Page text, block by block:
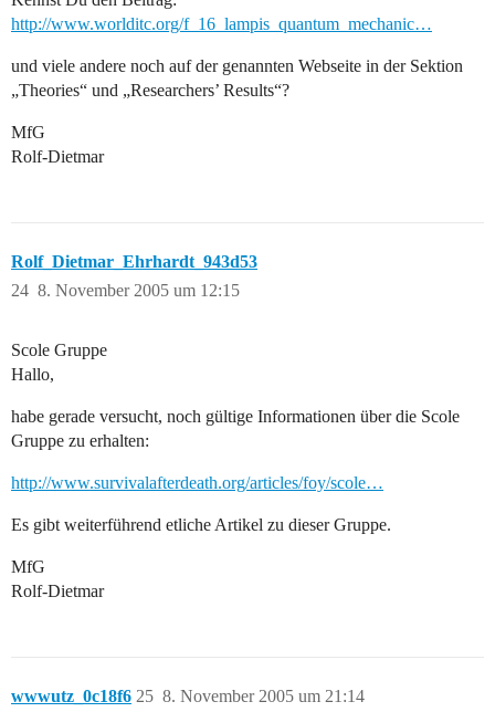
http://www.worlditc.org/f_16_lampis_quantum_mechanic…
und viele andere noch auf der genannten Webseite in der Sektion
„Theories“ und „Researchers’ Results“?
MfG
Rolf-Dietmar
Rolf_Dietmar_Ehrhardt_943d53
8. November 2005 um 12:15
24
Scole Gruppe
Hallo,
habe gerade versucht, noch gültige Informationen über die Scole
Gruppe zu erhalten:
http://www.survivalafterdeath.org/articles/foy/scole…
Es gibt weiterführend etliche Artikel zu dieser Gruppe.
MfG
Rolf-Dietmar
wwwutz_0c18f6 8. November 2005 um 21:14
25